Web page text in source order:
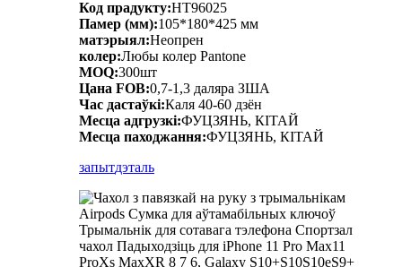
Код прадукту:HT96025
Памер (мм):105*180*425 мм
матэрыял:Неопрен
колер:Любы колер Pantone
MOQ:300шт
Цана FOB:0,7-1,3 даляра ЗША
Час дастаўкі:Каля 40-60 дзён
Месца адгрузкі:ФУЦЗЯНЬ, КІТАЙ
Месца паходжання:ФУЦЗЯНЬ, КІТАЙ
запытдэталь